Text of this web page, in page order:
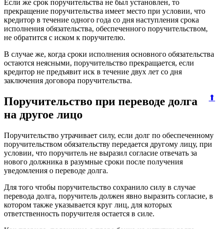
Если же срок поручительства не был установлен, то
прекращение поручительства имеет место при условии, что
кредитор в течение одного года со дня наступления срока
исполнения обязательства, обеспеченного поручительством,
не обратится с иском к поручителю.
В случае же, когда сроки исполнения основного обязательства
остаются неясными, поручительство прекращается, если
кредитор не предъявит иск в течение двух лет со дня
заключения договора поручительства.
⬆
Поручительство при переводе долга
на другое лицо
Поручительство утрачивает силу, если долг по обеспеченному
поручительством обязательству передается другому лицу, при
условии, что поручитель не выразил согласие отвечать за
нового должника в разумные сроки после получения
уведомления о переводе долга.
Для того чтобы поручительство сохранило силу в случае
перевода долга, поручитель должен явно выразить согласие, в
котором также указывается круг лиц, для которых
ответственность поручителя остается в силе.